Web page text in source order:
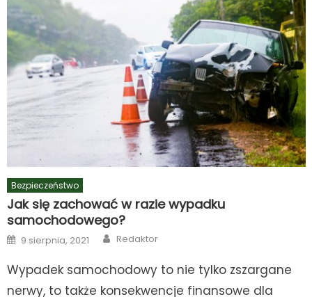
Bezpieczeństwo
Jak się zachować w razie wypadku
samochodowego?
Posted
on
9 sierpnia, 2021 Author
Redaktor
Wypadek samochodowy to nie tylko zszargane
nerwy, to także konsekwencje finansowe dla